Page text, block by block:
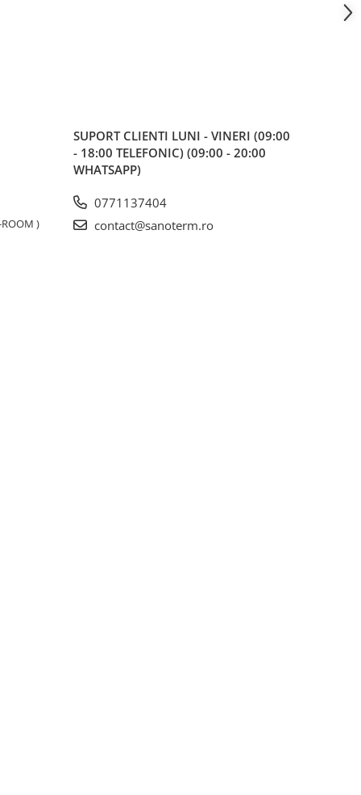
)
SUPORT CLIENTI LUNI - VINERI (09:00
- 18:00 TELEFONIC) (09:00 - 20:00
WHATSAPP)
0771137404
contact@sanoterm.ro